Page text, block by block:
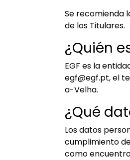
Se recomienda
de los Titulares.
¿Quién
EGF es la
egf@egf.pt, el
a-Velha.
¿Qué
Los datos
cumplimiento
como